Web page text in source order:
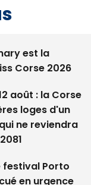
est la
Corse 2026
août : la Corse
loges d'un
ne reviendra
festival Porto
en urgence